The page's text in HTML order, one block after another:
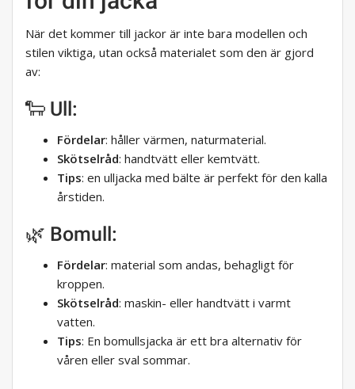
När det kommer till jackor är inte bara modellen och
stilen viktiga, utan också materialet som den är gjord
av:
🐑 Ull:
Fördelar: håller värmen, naturmaterial.
Skötselråd: handtvätt eller kemtvätt.
Tips: en ulljacka med bälte är perfekt för den kalla
årstiden.
🌿 Bomull:
Fördelar: material som andas, behagligt för
kroppen.
Skötselråd: maskin- eller handtvätt i varmt
vatten.
Tips: En bomullsjacka är ett bra alternativ för
våren eller sval sommar.